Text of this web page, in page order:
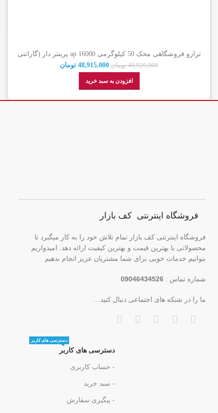
ترازو فروشگاهی محک 50 کیلوگرمی ap 16000 پرینتر دار (گارانتی
اصالت کالا)
48,920,000 تومان 48,915,000 تومان
افزودن به سبد خرید
فروشگاه اینترنتی کف بازار
فروشگاه اینترنتی کف بازار تمام تلاش خود را به کار میگیرد تا
محصولاتی با بهترین قیمت و بهترین کیفیت ارائه دهد. امیدواریم
بتوانیم خدمات خوبی برای شما مشتریان عزیز انجام بدهیم
شماره تماس :09046434526
ما را در شبکه های اجتماعی دنبال کنید…
دسترسی های کاربر
دسترسی های کاربر
- حساب کاربری
- سبد خرید
- پیگیری سفارش